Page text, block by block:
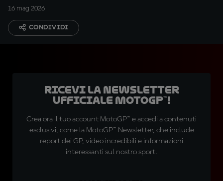
16 mag 2026
CONDIVIDI
Ricevi la newsletter
ufficiale MotoGP™!
Crea ora il tuo account MotoGP™ e accedi a contenuti
esclusivi, come la MotoGP™ Newsletter, che include
report dei GP, video incredibili e informazioni
interessanti sul nostro sport.